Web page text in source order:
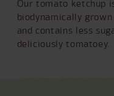
Our tomato ketchup
biodynamically
and contains less
deliciously tomatoey.